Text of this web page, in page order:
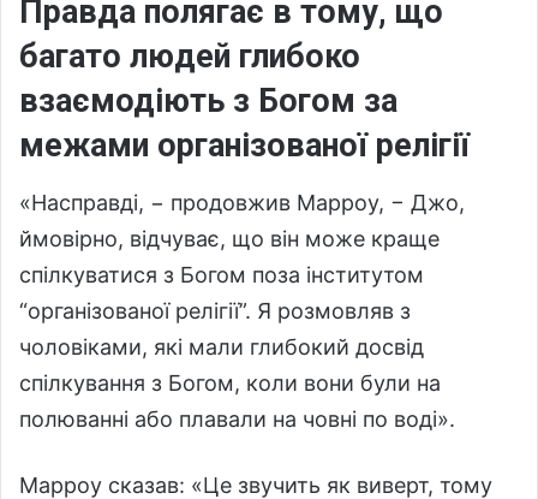
Правда полягає в тому, що
багато людей глибоко
взаємодіють з Богом за
межами організованої релігії
«Насправді, − продовжив Марроу, − Джо,
ймовірно, відчуває, що він може краще
спілкуватися з Богом поза інститутом
“організованої релігії”. Я розмовляв з
чоловіками, які мали глибокий досвід
спілкування з Богом, коли вони були на
полюванні або плавали на човні по воді».
Марроу сказав: «Це звучить як виверт, тому